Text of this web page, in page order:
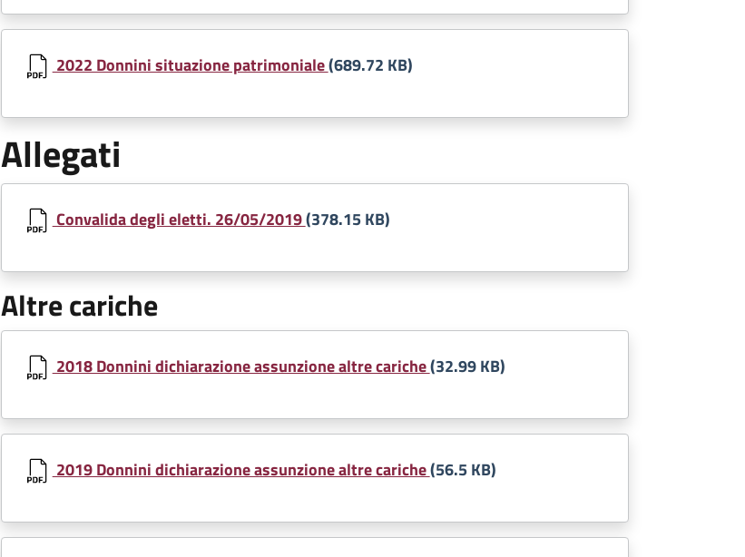
Document
2022 Donnini situazione patrimoniale(689.72 KB)
Allegati
Document
Convalida degli eletti. 26/05/2019(378.15 KB)
Altre cariche
Document
2018 Donnini dichiarazione assunzione altre cariche(32.99 KB)
Document
2019 Donnini dichiarazione assunzione altre cariche(56.5 KB)
Document